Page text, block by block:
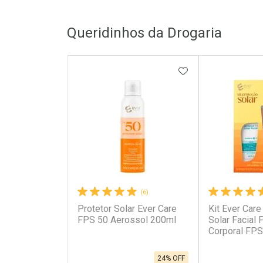
Laboratório
Ativar Desconto
Por R$ 63,90/cada
Por Menos
Por R$ 63,90/cada
Ativar
Por R$
Por
Por R$
Queridinhos da Drogaria
(6)
Protetor Solar Ever Care
FPS 50 Aerossol 200ml
24% OFF
ADICIONAR AOS
Kit Ever
Solar Facial
Corporal